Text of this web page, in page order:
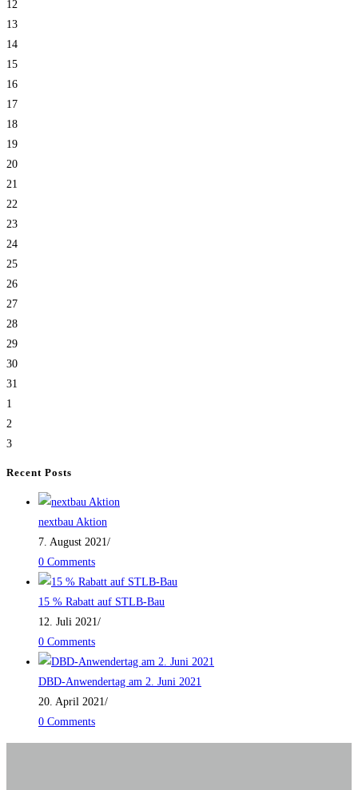
12
13
14
15
16
17
18
19
20
21
22
23
24
25
26
27
28
29
30
31
1
2
3
Recent Posts
nextbau Aktion
7. August 2021/
0 Comments
15 % Rabatt auf STLB-Bau
12. Juli 2021/
0 Comments
DBD-Anwendertag am 2. Juni 2021
20. April 2021/
0 Comments